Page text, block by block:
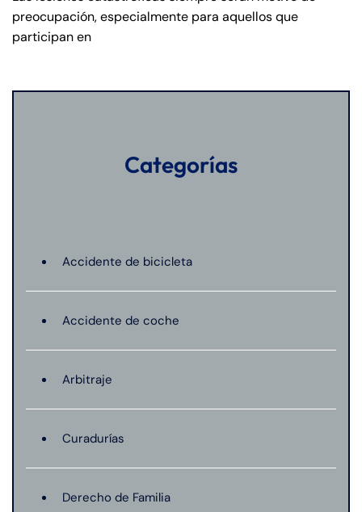
preocupación, especialmente para aquellos que
participan en
Categorías
Accidente de bicicleta
Accidente de coche
Arbitraje
Curadurías
Derecho de Familia